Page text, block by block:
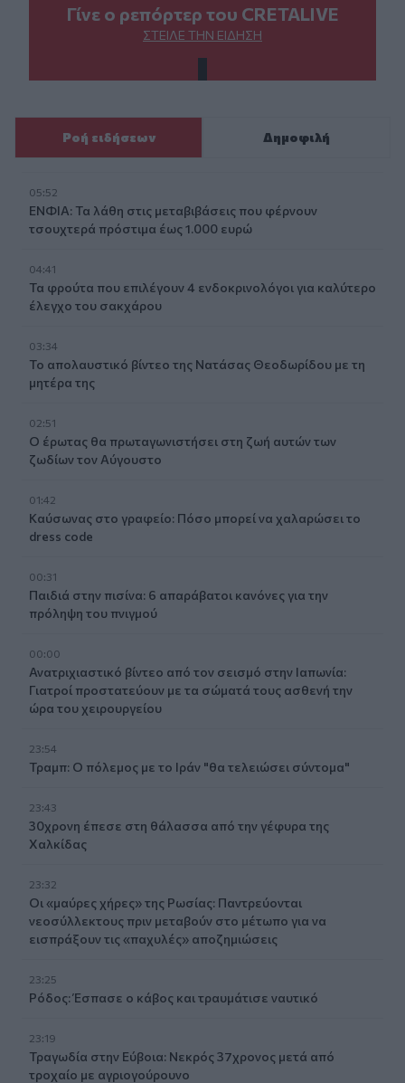
Γίνε ο ρεπόρτερ του CRETALIVE
ΣΤΕΊΛΕ ΤΗΝ ΕΊΔΗΣΗ
Ροή ειδήσεων Δημοφιλή
05:52
ΕΝΦΙΑ: Τα λάθη στις μεταβιβάσεις που φέρνουν
τσουχτερά πρόστιμα έως 1.000 ευρώ
04:41
Τα φρούτα που επιλέγουν 4 ενδοκρινολόγοι για καλύτερο
έλεγχο του σακχάρου
03:34
Το απολαυστικό βίντεο της Νατάσας Θεοδωρίδου με τη
μητέρα της
02:51
Ο έρωτας θα πρωταγωνιστήσει στη ζωή αυτών των
ζωδίων τον Αύγουστο
01:42
Καύσωνας στο γραφείο: Πόσο μπορεί να χαλαρώσει το
dress code
00:31
Παιδιά στην πισίνα: 6 απαράβατοι κανόνες για την
πρόληψη του πνιγμού
00:00
Ανατριχιαστικό βίντεο από τον σεισμό στην Ιαπωνία:
Γιατροί προστατεύουν με τα σώματά τους ασθενή την
ώρα του χειρουργείου
23:54
Τραμπ: Ο πόλεμος με το Ιράν "θα τελειώσει σύντομα"
23:43
30χρονη έπεσε στη θάλασσα από την γέφυρα της
Χαλκίδας
23:32
Οι «μαύρες χήρες» της Ρωσίας: Παντρεύονται
νεοσύλλεκτους πριν μεταβούν στο μέτωπο για να
εισπράξουν τις «παχυλές» αποζημιώσεις
23:25
Ρόδος: Έσπασε ο κάβος και τραυμάτισε ναυτικό
23:19
Τραγωδία στην Εύβοια: Νεκρός 37χρονος μετά από
τροχαίο με αγριογούρουνο